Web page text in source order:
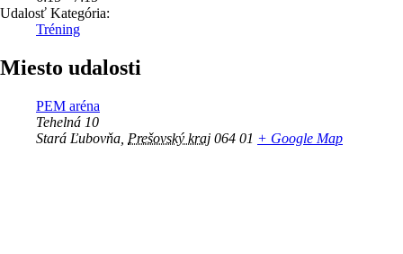
Udalosť Kategória:
Tréning
Miesto udalosti
PEM aréna
Tehelná 10
Stará Ľubovňa Prešovský kraj 064 01 + Google Map